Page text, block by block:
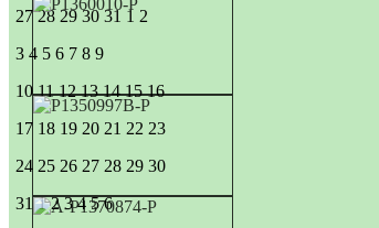
27 28 29 30 31 1 2
3 4 5 6 7 8 9
10 11 12 13 14 15 16
17 18 19 20 21 22 23
24 25 26 27 28 29 30
31 1 2 3 4 5 6